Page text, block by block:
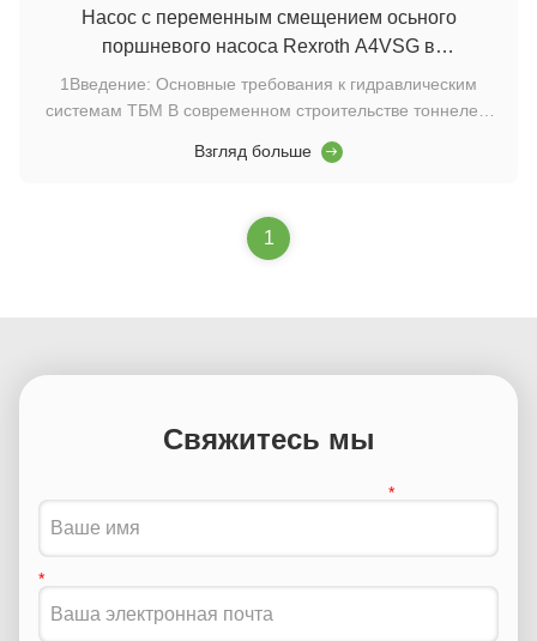
Насос с переменным смещением осьного
поршневого насоса Rexroth A4VSG в
гидравлических системах ТБМ: инновационные
решения для применения
1Введение: Основные требования к гидравлическим
системам ТБМ В современном строительстве тоннелей,
оборудованием, чьи показатели напрямую определяют
"сердце" ТБМ, обеспечивает основные функции, вклю...
Взгляд больше
1
Свяжитесь мы